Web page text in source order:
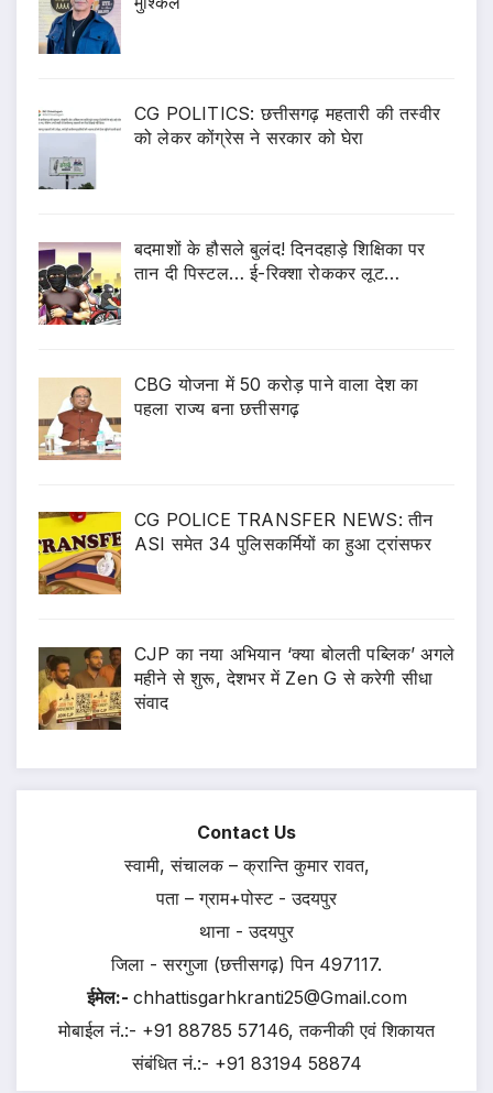
CG POLITICS: छत्तीसगढ़ महतारी की तस्वीर
को लेकर कोंग्रेस ने सरकार को घेरा
बदमाशों के हौसले बुलंद! दिनदहाड़े शिक्षिका पर
तान दी पिस्टल… ई-रिक्शा रोककर लूट…
CBG योजना में 50 करोड़ पाने वाला देश का
पहला राज्य बना छत्तीसगढ़
CG POLICE TRANSFER NEWS: तीन
ASI समेत 34 पुलिसकर्मियों का हुआ ट्रांसफर
CJP का नया अभियान ‘क्या बोलती पब्लिक’ अगले
महीने से शुरू, देशभर में Zen G से करेगी सीधा
संवाद
Contact Us
स्वामी, संचालक – क्रान्ति कुमार रावत,
पता – ग्राम+पोस्ट - उदयपुर
थाना - उदयपुर
जिला - सरगुजा (छत्तीसगढ़) पिन 497117.
ईमेल:- chhattisgarhkranti25@Gmail.com
मोबाईल नं.:- +91 88785 57146, तकनीकी एवं शिकायत
संबंधित नं.:- +91 83194 58874